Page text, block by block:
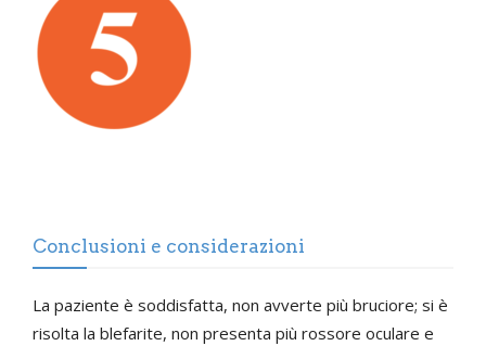
Conclusioni e considerazioni
La paziente è soddisfatta, non avverte più bruciore; si è
risolta la blefarite, non presenta più rossore oculare e